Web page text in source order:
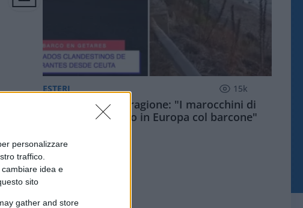
personalizzare
traffico.
idea e
sito
gather and store
ESTERI 15k
Meloni aveva ragione: "I marocchini di
Ceuta sbarcano in Europa col barcone"